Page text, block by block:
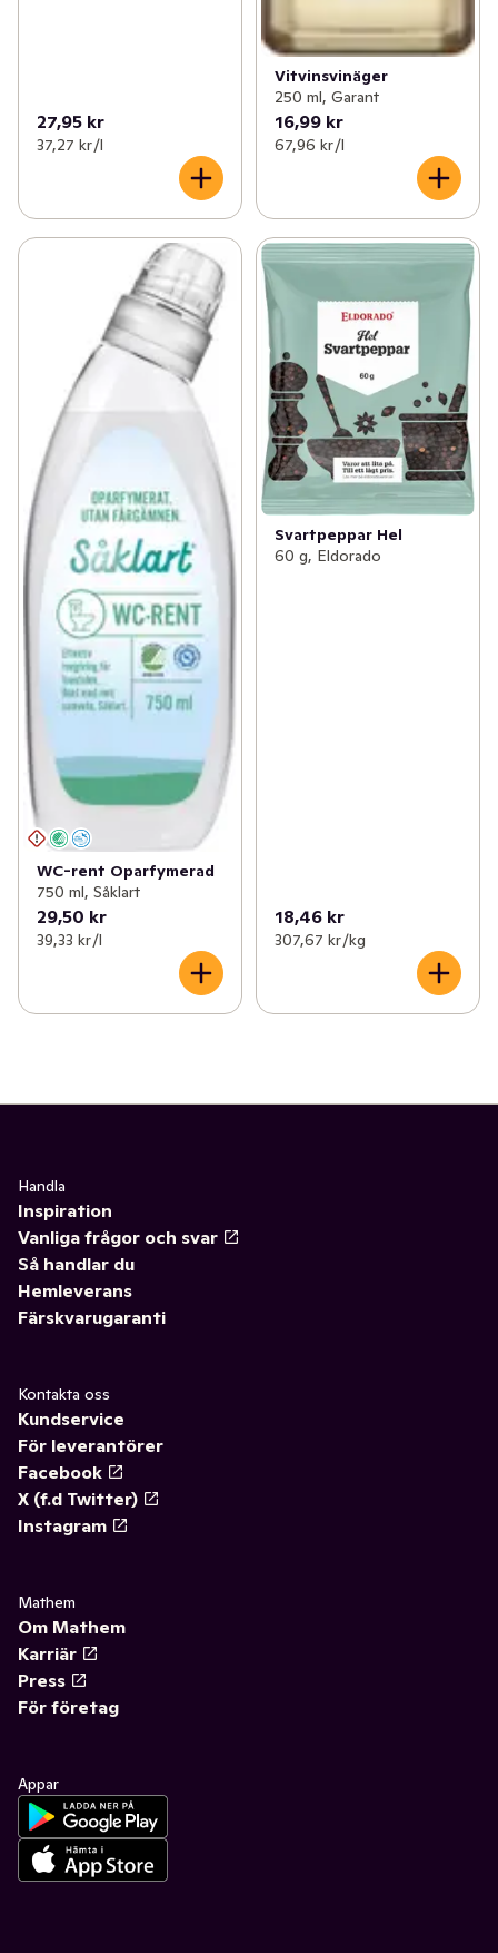
27,95 kr
37,27 kr /l
Vitvinsvinäger
250 ml, Garant
16,99 kr
67,96 kr /l
WC-rent Oparfymerad
750 ml, Såklart
29,50 kr
39,33 kr /l
Svartpeppar Hel
60 g, Eldorado
18,46 kr
307,67 kr /kg
Handla
Inspiration
Vanliga frågor och svar
Så handlar du
Hemleverans
Färskvarugaranti
Kontakta oss
Kundservice
För leverantörer
Facebook
X (f.d Twitter)
Instagram
Mathem
Om Mathem
Karriär
Press
För företag
Appar